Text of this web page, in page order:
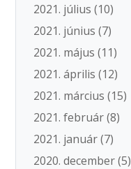
2021. július (10)
2021. június (7)
2021. május (11)
2021. április (12)
2021. március (15)
2021. február(8)
2021. január(7)
2020. december(5)